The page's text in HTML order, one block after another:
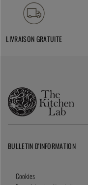
LIVRAISON GRATUITE
BULLETIN D'INFORMATION
Cookies